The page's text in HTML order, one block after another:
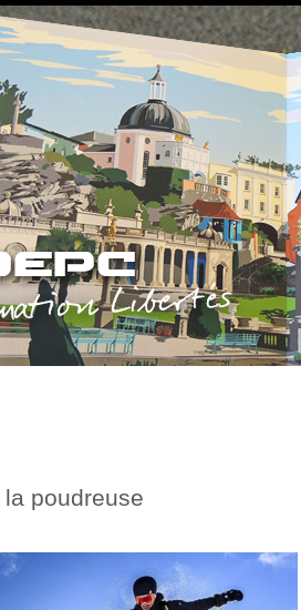
poudreuse